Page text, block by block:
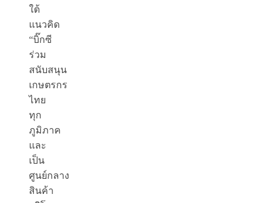
ใต้
แนวคิด
“บิ๊กซี
ร่วม
สนับสนุน
เกษตรกร
ไทย
ทุก
ภูมิภาค
และ
เป็น
ศูนย์กลาง
สินค้า